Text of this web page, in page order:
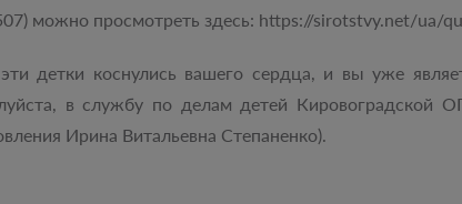
можно просмотреть здесь: https://sirotstvy.net/ua/
детки коснулись вашего сердца, и вы уже
в службу по делам детей Кировоградской
Ирина Витальевна Степаненко).